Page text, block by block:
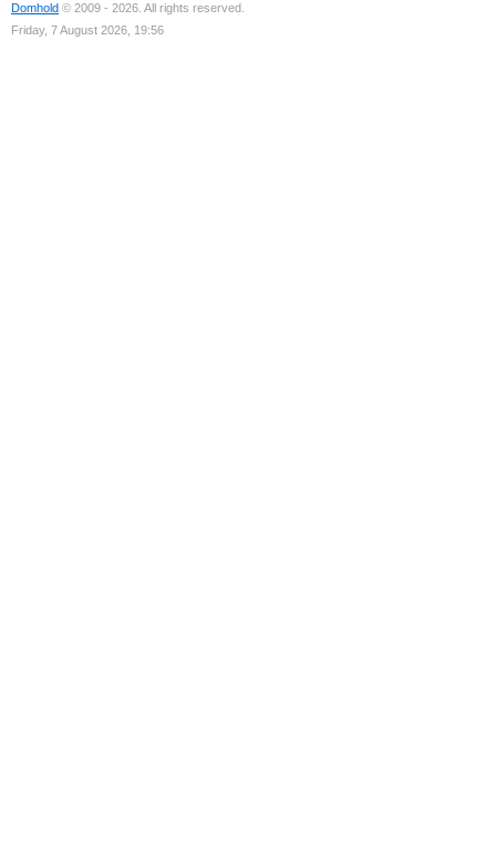
Domhold © 2009 - 2026. All rights reserved.
Friday, 7 August 2026, 19:56